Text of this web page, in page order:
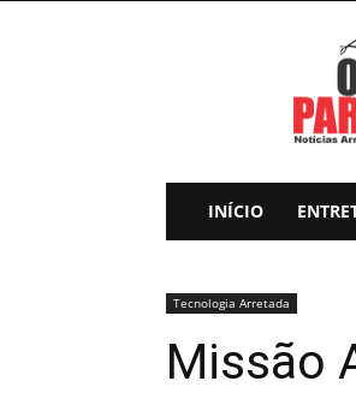
INÍCIO
Tecnologia Arretada
Missão